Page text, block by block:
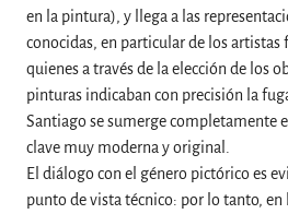
en la pintura), y llega a las
conocidas, en particular de los artistas
quienes a través de la elección de los
pinturas indicaban con precisión la
Santiago se sumerge completamente
clave muy moderna y original.
El diálogo con el género pictórico es
punto de vista técnico: por lo tanto,